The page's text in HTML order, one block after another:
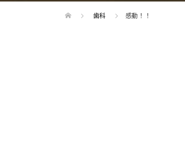
歯科 感動！！